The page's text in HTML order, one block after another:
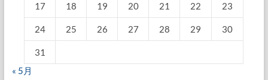
17 18 19 20 21 22 23
24 25 26 27 28 29 30
31
« 5月